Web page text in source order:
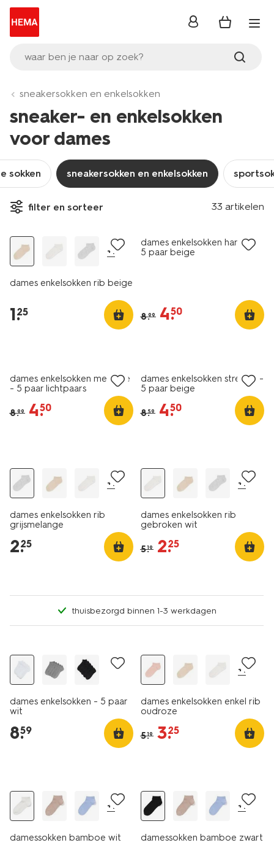
waar ben je naar op zoek?
inloggen
sneakersokken en enkelsokken
sneaker- en enkelsokken
voor dames
sokken sneakersokken en enkelsokken
filter en sorteer 33 artikelen
+1
dames enkelsokken rib beige
1.
25
dames enkelsokken hartjes -
5 paar beige
8.99 4.
50
dames enkelsokken melange
- 5 paar lichtpaars
8.99 4.
50
dames enkelsokken strepen -
5 paar beige
8.59 4.
50
+1
dames enkelsokken rib
grijsmelange
2.
25
+1
dames enkelsokken rib
gebroken wit
5.19 2.
25
thuisbezorgd binnen 1-3 werkdagen
dames enkelsokken - 5 paar
wit
8.
59
+1
dames enkelsokken enkel rib
oudroze
5.19 3.
25
+1
damessokken bamboe wit
+1
damessokken bamboe zwart